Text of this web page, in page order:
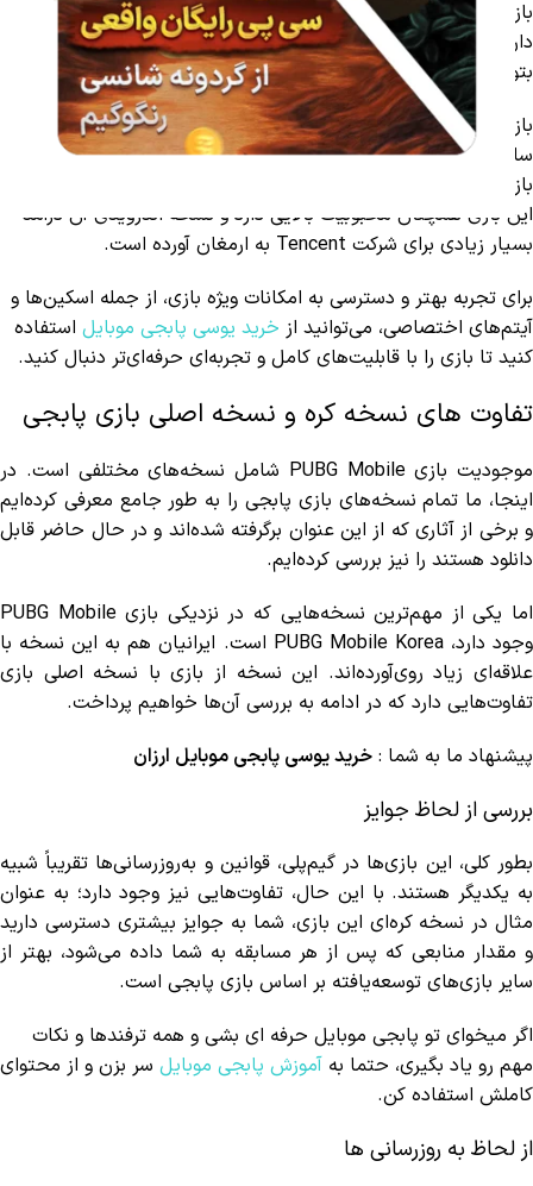
بازی پابجی موبایل سوال می‌پرسند. در این مقاله از رنگو گیم قصد
داریم تا این اختلافات و نکات مهم هر نسخه را بررسی کنیم تا شما
بتوانید تجربه‌ای حرفه‌ای‌تر داشته باشید.
بازی PUBG Mobile یکی از محبوب‌ترین عناوین بتل رویال در چند
سال اخیر است که به خاطر موفقیت‌های فراوانش توجه بسیاری از
بازیکنان را به خود جلب کرد. با وجود فیلتر شدن در برخی کشورها،
این بازی همچنان محبوبیت بالایی دارد و نسخه اندرویدی آن درآمد
بسیار زیادی برای شرکت Tencent به ارمغان آورده است.
برای تجربه بهتر و دسترسی به امکانات ویژه بازی، از جمله اسکین‌ها و
آیتم‌های اختصاصی، می‌توانید از خرید یوسی پابجی موبایل استفاده
کنید تا بازی را با قابلیت‌های کامل و تجربه‌ای حرفه‌ای‌تر دنبال کنید.
تفاوت های نسخه کره و نسخه اصلی بازی پابجی
موجودیت بازی PUBG Mobile شامل نسخه‌های مختلفی است. در
اینجا، ما تمام نسخه‌های بازی پابجی را به طور جامع معرفی کرده‌ایم
و برخی از آثاری که از این عنوان برگرفته شده‌اند و در حال حاضر قابل
دانلود هستند را نیز بررسی کرده‌ایم.
اما یکی از مهم‌ترین نسخه‌هایی که در نزدیکی بازیPUBG Mobile
وجود دارد، PUBG Mobile Korea است. ایرانیان هم به این نسخه با
علاقه‌ای زیاد روی‌آورده‌اند. این نسخه از بازی با نسخه اصلی بازی
تفاوت‌هایی دارد که در ادامه به بررسی آن‌ها خواهیم پرداخت.
پیشنهاد ما به شما : خرید یوسی پابجی موبایل ارزان
بررسی از لحاظ جوایز
بطور کلی، این بازی‌ها در گیم‌پلی، قوانین و به‌روزرسانی‌ها تقریباً شبیه
به یکدیگر هستند. با این حال، تفاوت‌هایی نیز وجود دارد؛ به عنوان
مثال در نسخه کره‌ای این بازی، شما به جوایز بیشتری دسترسی دارید
و مقدار منابعی که پس از هر مسابقه به شما داده می‌شود، بهتر از
سایر بازی‌های توسعه‌یافته بر اساس بازی پابجی است.
اگر میخوای تو پابجی موبایل حرفه ای بشی و همه ترفندها و نکات
مهم رو یاد بگیری، حتما به آموزش پابجی موبایل سر بزن و از محتوای
کاملش استفاده کن.
از لحاظ به روزرسانی ها